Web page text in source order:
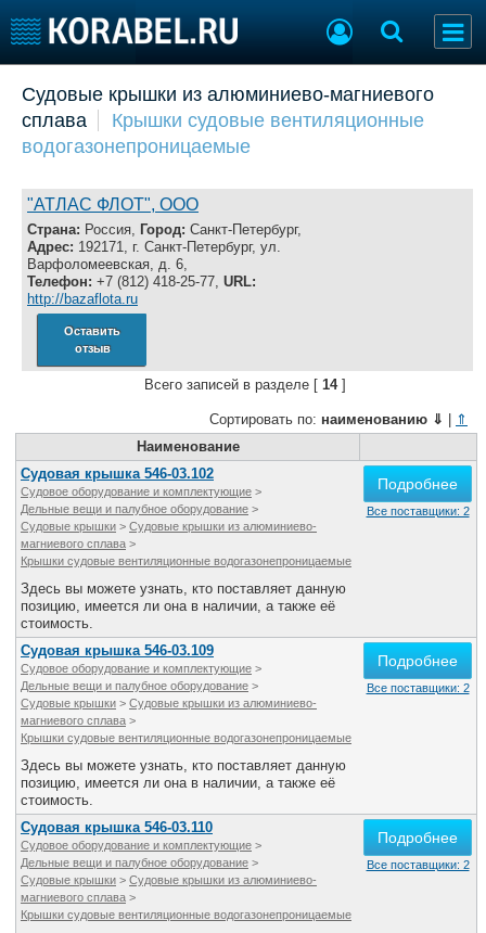
Судостроение
Пульс
Компании
Репутация
Работа
Крюинг
Журнал
Реклама
Торговая площадка
Доска объявлений
Оборудование
Изделия
Материалы
Услуги
Словарь
Флот
Галерея флота
Судовые крышки из алюминиево-магниевого
сплава
Крышки судовые вентиляционные
водогазонепроницаемые
"АТЛАС ФЛОТ", ООО
Страна: Россия, Город: Санкт-Петербург,
Адрес: 192171, г. Санкт-Петербург, ул.
Варфоломеевская, д. 6,
Телефон: +7 (812) 418-25-77, URL:
http://bazaflota.ru
Оставить
отзыв
Всего записей в разделе [ 14]
Сортировать по: наименованию ⇓
⇑
Наименование
Судовая крышка 546-03.102
Судовое оборудование и комплектующие >
Дельные вещи и палубное оборудование >
Судовые крышки > Судовые крышки из алюминиево-
магниевого сплава >
Крышки судовые вентиляционные водогазонепроницаемые
Здесь вы можете узнать, кто поставляет данную
позицию, имеется ли она в наличии, а также её
стоимость.
Подробнее
Все поставщики: 2
Судовая крышка 546-03.109
Судовое оборудование и комплектующие >
Дельные вещи и палубное оборудование >
Судовые крышки > Судовые крышки из алюминиево-
магниевого сплава >
Крышки судовые вентиляционные водогазонепроницаемые
Здесь вы можете узнать, кто поставляет данную
позицию, имеется ли она в наличии, а также её
стоимость.
Подробнее
Все поставщики: 2
Судовая крышка 546-03.110
Судовое оборудование и комплектующие >
Дельные вещи и палубное оборудование >
Судовые крышки > Судовые крышки из алюминиево-
магниевого сплава >
Крышки судовые вентиляционные водогазонепроницаемые
Подробнее
Все поставщики: 2